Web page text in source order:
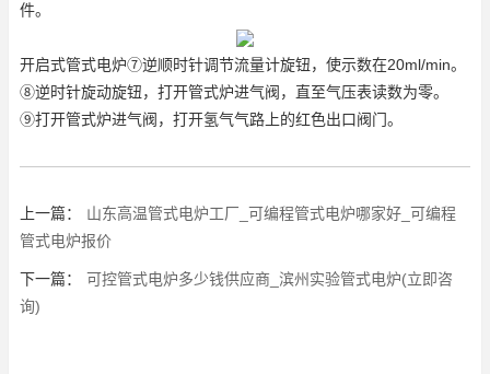
件。
开启式管式电炉⑦逆顺时针调节流量计旋钮，使示数在20ml/min。
⑧逆时针旋动旋钮，打开管式炉进气阀，直至气压表读数为零。
⑨打开管式炉进气阀，打开氢气气路上的红色出口阀门。
上一篇：
山东高温管式电炉工厂_可编程管式电炉哪家好_可编程
管式电炉报价
下一篇：
可控管式电炉多少钱供应商_滨州实验管式电炉(立即咨
询)